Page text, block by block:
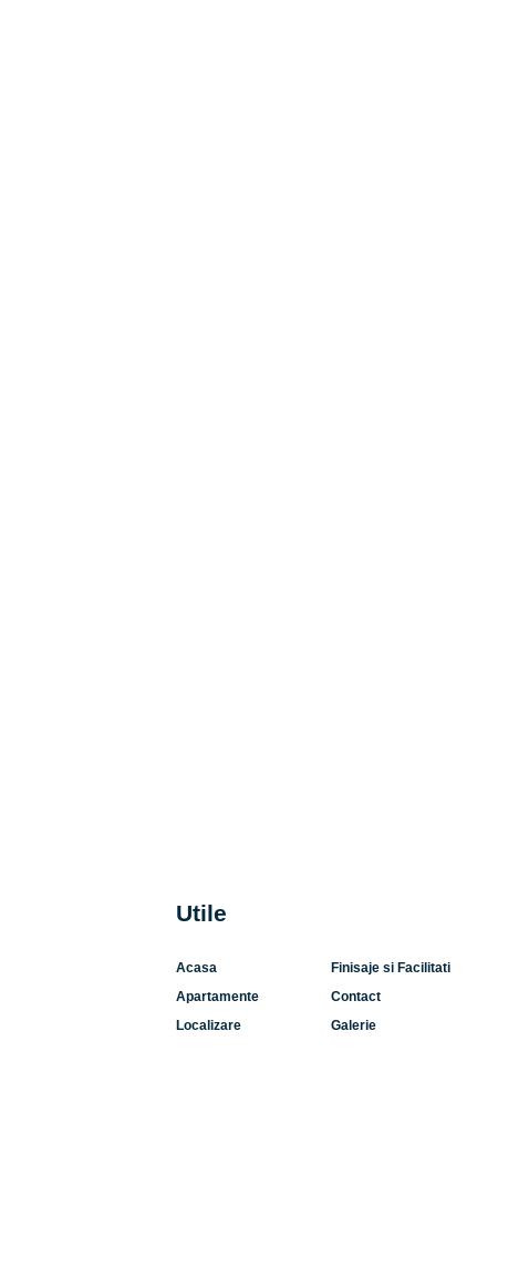
Utile
Acasa
Apartamente
Localizare
Finisaje si Facilitati
Contact
Galerie